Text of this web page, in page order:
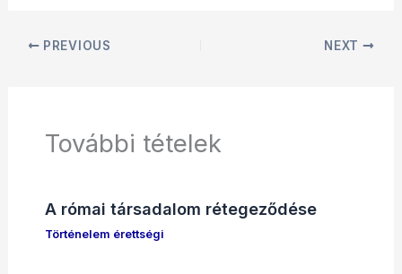
PREVIOUS NEXT
További tételek
A római társadalom rétegeződése
Történelem érettségi